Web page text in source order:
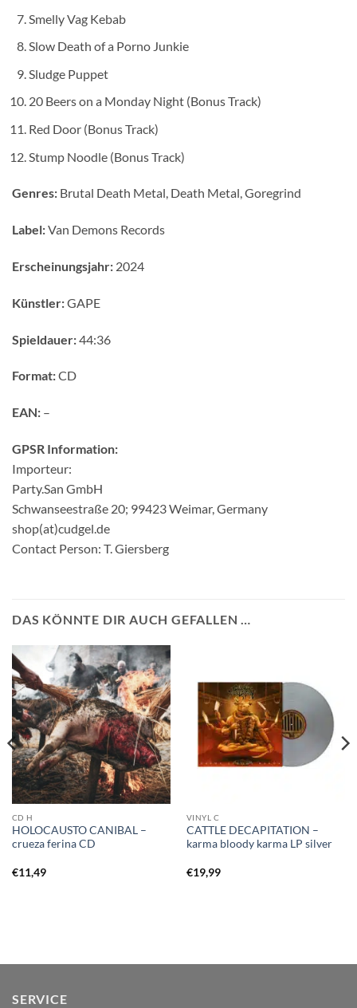
Smelly Vag Kebab
Slow Death of a Porno Junkie
Sludge Puppet
20 Beers on a Monday Night (Bonus Track)
Red Door (Bonus Track)
Stump Noodle (Bonus Track)
Genres: Brutal Death Metal, Death Metal, Goregrind
Label:Van Demons Records
Erscheinungsjahr: 2024
Künstler:GAPE
Spieldauer:44:36
Format:CD
EAN: –
GPSR Information:
Importeur:
Party.San GmbH
Schwanseestraße 20; 99423 Weimar, Germany
shop(at)cudgel.de
Contact Person: T. Giersberg
DAS KÖNNTE DIR AUCH GEFALLEN …
CD H
HOLOCAUSTO CANIBAL –
crueza ferina CD
€11,49
VINYL C
CATTLE DECAPITATION –
karma bloody karma LP silver
€19,99
SERVICE